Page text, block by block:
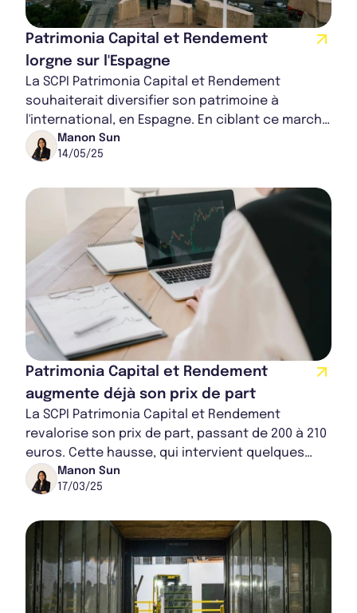
Patrimonia Capital et Rendement
lorgne sur l'Espagne
La SCPI Patrimonia Capital et Rendement
souhaiterait diversifier son patrimoine à
l'international, en Espagne. En ciblant ce marché
dynamique et en plein essor, elle souhaite
bénéf...
Manon Sun
14/05/25
Patrimonia Capital et Rendement
augmente déjà son prix de part
La SCPI Patrimonia Capital et Rendement
revalorise son prix de part, passant de 200 à 210
euros. Cette hausse, qui intervient quelques
mois après son lancement, reflète l’appréciat...
Manon Sun
17/03/25